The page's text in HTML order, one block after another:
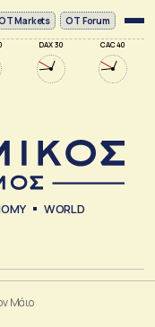
DAX 30 CAC 40
Markets OT Forum
WORLD
Μάιο